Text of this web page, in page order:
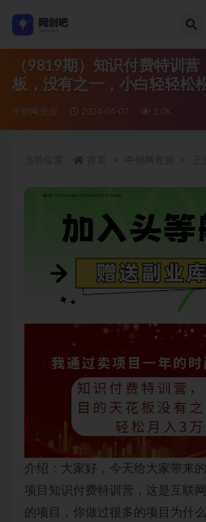
（9819期）知识付费特训
板，没有之一，小白轻轻松
中创网资源 2024-04-07 1.0K
介绍：大家好，今天给大家带来
项目知识付费特训营，这是互联
的项目，你做过很多的项目为什